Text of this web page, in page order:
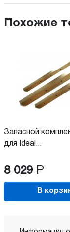
Похожие
Запасной
для Ideal...
8 029 Р
В